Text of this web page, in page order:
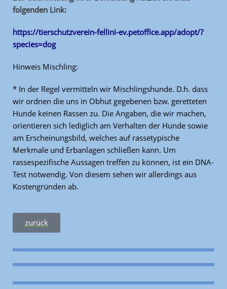
folgenden Link:
https://tierschutzverein-fellini-ev.petoffice.app/adopt/?
species=dog
Hinweis Mischling:
* In der Regel vermitteln wir Mischlingshunde. D.h. dass
wir ordnen die uns in Obhut gegebenen bzw. geretteten
Hunde keinen Rassen zu. Die Angaben, die wir machen,
orientieren sich lediglich am Verhalten der Hunde sowie
am Erscheinungsbild, welches auf rassetypische
Merkmale und Erbanlagen schließen kann. Um
rassespezifische Aussagen treffen zu können, ist ein DNA-
Test notwendig. Von diesem sehen wir allerdings aus
Kostengründen ab.
zurück